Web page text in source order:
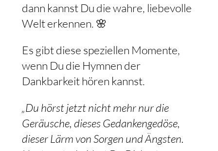
dann kannst Du die wahre, liebevolle
Welt erkennen. 🌸
Es gibt diese speziellen Momente,
wenn Du die Hymnen der
Dankbarkeit hören kannst.
„Du hörst jetzt nicht mehr nur die
Geräusche, dieses Gedankengedöse,
dieser Lärm von Sorgen und Ängsten.